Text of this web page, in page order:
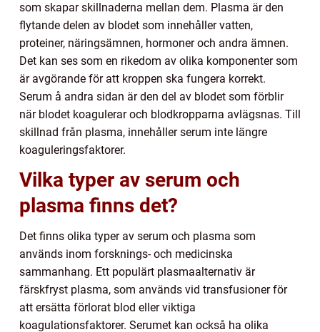
som skapar skillnaderna mellan dem. Plasma är den
flytande delen av blodet som innehåller vatten,
proteiner, näringsämnen, hormoner och andra ämnen.
Det kan ses som en rikedom av olika komponenter som
är avgörande för att kroppen ska fungera korrekt.
Serum å andra sidan är den del av blodet som förblir
när blodet koagulerar och blodkropparna avlägsnas. Till
skillnad från plasma, innehåller serum inte längre
koaguleringsfaktorer.
Vilka typer av serum och
plasma finns det?
Det finns olika typer av serum och plasma som
används inom forsknings- och medicinska
sammanhang. Ett populärt plasmaalternativ är
färskfryst plasma, som används vid transfusioner för
att ersätta förlorat blod eller viktiga
koagulationsfaktorer. Serumet kan också ha olika